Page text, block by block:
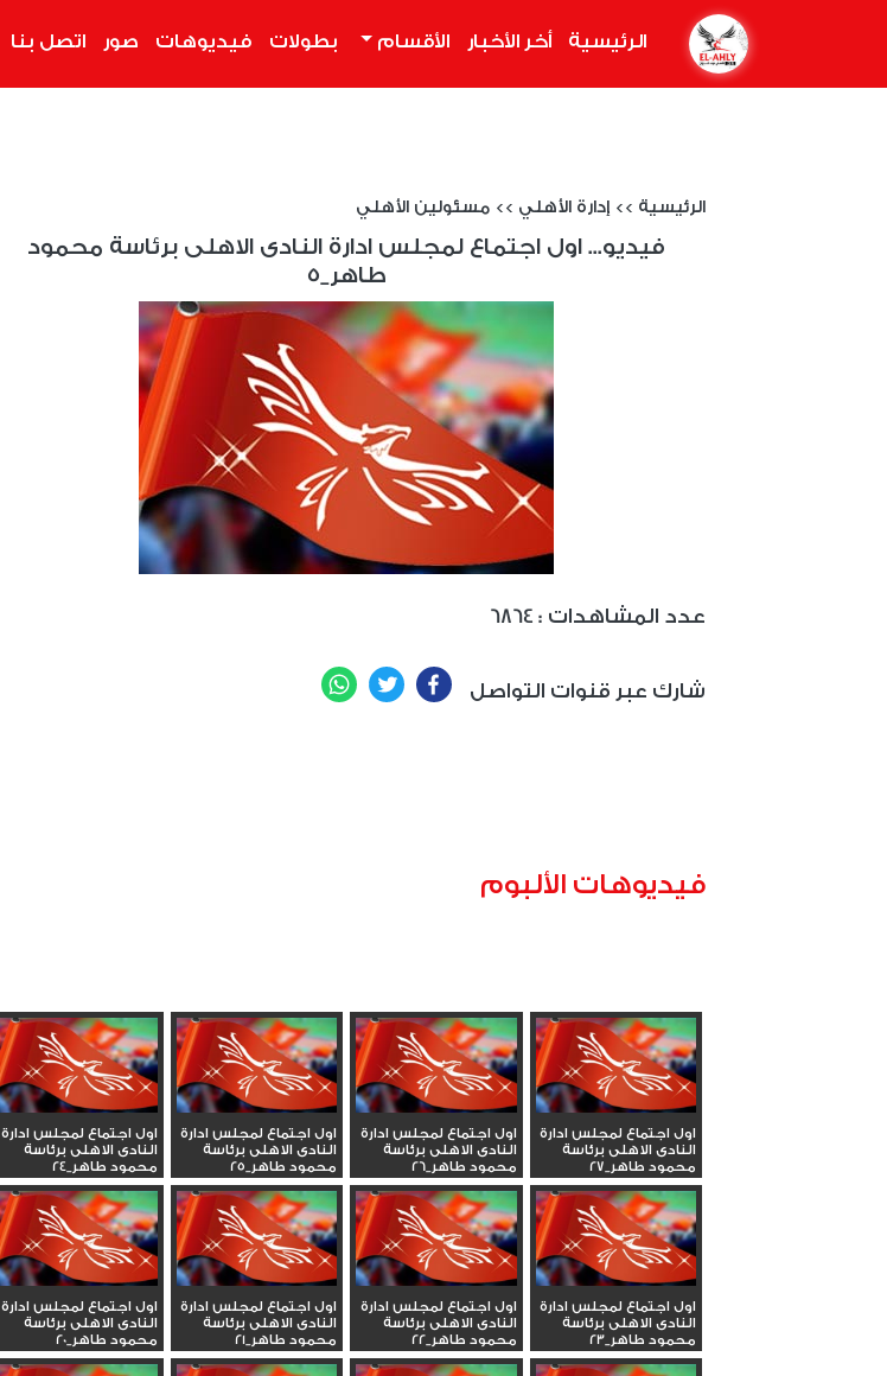
الرئيسية أخر الأخبار الأقسام بطولات فيديوهات صور اتصل بنا
الرئيسية >> إدارة الأهلي >> مسئولين الأهلي
فيديو... اول اجتماع لمجلس ادارة النادى الاهلى برئاسة محمود
طاهر_5
6864 : عدد المشاهدات
شارك عبر قنوات التواصل Facebook
Twitter
WhatsApp
فيديوهات الألبوم
اول اجتماع لمجلس ادارة
النادى الاهلى برئاسة
محمود طاهر_27
اول اجتماع لمجلس ادارة
النادى الاهلى برئاسة
محمود طاهر_26
اول اجتماع لمجلس ادارة
النادى الاهلى برئاسة
محمود طاهر_25
اول اجتماع لمجلس ادارة
النادى الاهلى برئاسة
محمود طاهر_24
اول اجتماع لمجلس ادارة
النادى الاهلى برئاسة
محمود طاهر_23
اول اجتماع لمجلس ادارة
النادى الاهلى برئاسة
محمود طاهر_22
اول اجتماع لمجلس ادارة
النادى الاهلى برئاسة
محمود طاهر_21
اول اجتماع لمجلس ادارة
النادى الاهلى برئاسة
محمود طاهر_20